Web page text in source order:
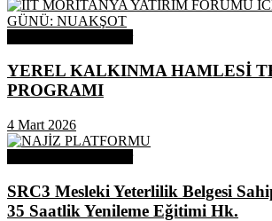
YEREL KALKINMA HAMLESİ
PROGRAMI
4 Mart 2026
SRC3 Mesleki Yeterlilik Belgesi
35 Saatlik Yenileme Eğitimi Hk.